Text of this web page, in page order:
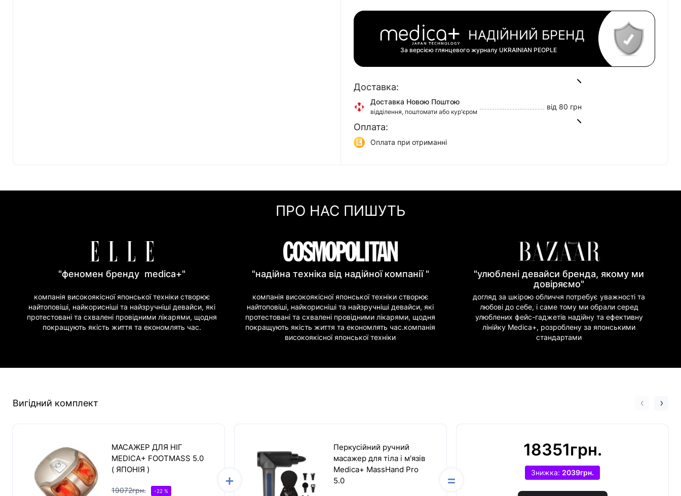
НАДІЙНИЙ БРЕНД
За версією глянцевого журналу UKRAINIAN PEOPLE
Доставка:
Доставка Новою Поштою
відділення, поштомати або кур'єром
від 80 грн
Доставка Укр Поштою
Оплата:
Оплата при отриманні
Миттєва розстрочка (Приват Банк)
Покупка частинами (Моно Банк)
ПРО НАС ПИШУТЬ
"феномен бренду medica+"
компанія високоякісної японської техніки створює
найтоповіші, найкорисніші та найзручніші девайси, які
протестовані та схвалені провідними лікарями, щодня
покращують якість життя та економлять час.
"надійна техніка від надійної компанії "
компанія високоякісної японської техніки створює
найтоповіші, найкорисніші та найзручніші девайси, які
протестовані та схвалені провідними лікарями, щодня
покращують якість життя та економлять час.компанія
високоякісної японської техніки
"улюблені девайси бренда, якому ми
довіряємо"
догляд за шкірою обличчя потребує уважності та
любові до себе, і саме тому ми обрали серед
улюблених фейс-гаджетів надійну та ефективну
лінійку Medica+, розроблену за японськими
стандартами
Вигідний комплект
МАСАЖЕР ДЛЯ НІГ
MEDICA+ FOOTMASS 5.0
( ЯПОНІЯ )
19072грн. -22 %
Перкусійний ручний
масажер для тіла і м'язів
Medica+ MassHand Pro
5.0
18351грн.
Знижка: 2039грн.